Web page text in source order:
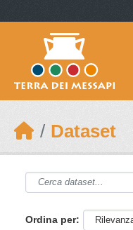
Dataset
Ordina per